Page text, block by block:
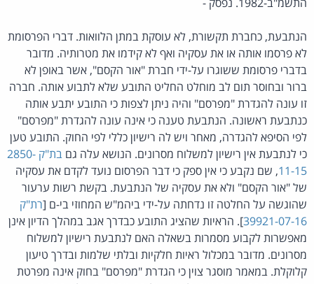
הנתבעת, כחברת תקשורת, לא עוסקת במתן הלוואות. דברי הפרסומת
לא פרסמו אותה או את עסקיה ואף לא קידמו את מטרותיה. מדובר
בדברי פרסומת ששוגרו על-ידי חברת "אור הקסם", אשר באופן לא
ברור ובחוסר תום לב מוחלט החליט התובע שלא לתבוע אותה. חברה
זו עונה להגדרת "מפרסם" והיה ניתן לצפות כי התובע יתבע אותה
כנתבעת ראשונה. הנתבעת טענה כי אינה עונה להגדרת "מפרסם"
לפי הסיפא להגדרה, מאחר ויש לה רישיון כללי לפי החוק. התובע טען
כי לנתבעת אין רישיון למשלוח מסרונים. הנושא עלה גם
בת"ק 2850-
11-15, שם נקבע כי אין ספק כי דבר הפרסום נועד לקדם את עסקיה
של "אור הקסם" ולא את עסקיה של הנתבעת. בקשת רשות ערעור
שהוגשה על החלטה זו נדחתה על-ידי ביהמ"ש המחוזי בי-ם [רת"ק
39921-07-16]. הראיות שהציג התובע כבדרך אגב במהלך הדיון אינן
מאפשרות לקבוע מסמרות בשאלה האם לנתבעת רישיון למשלוח
מסרונים. מדובר במכלול ראיות חלקיות ובלתי שלמות ובדרך טיעון
קלוקלת. במאמר מוסגר צוין כי הגדרת "מפרסם" בחוק אינה מפרטת